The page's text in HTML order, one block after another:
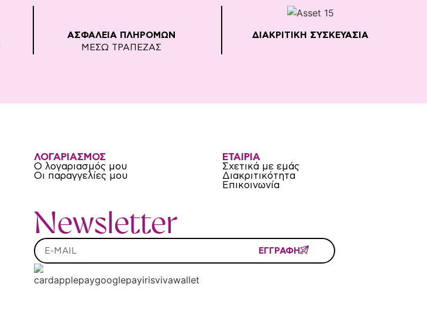
ΑΣΦΑΛΕΙΑ ΠΛΗΡΟΜΩΝ
ΜΕΣΩ ΤΡΑΠΕΖΑΣ
ΔΙΑΚΡΙΤΙΚΗ ΣΥΣΚΕΥΑΣΙΑ
ΛΟΓΑΡΙΑΣΜΟΣ
Ο λογαριασμός μου
Οι παραγγελίες μου
ΕΤΑΙΡΙΑ
Σχετικά με εμάς
Διακριτικότητα
Επικοινωνία
Newsletter
ΕΓΓΡΑΦΗ